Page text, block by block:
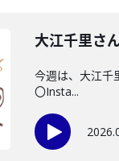
大江千里さ
今週は、大江千
〇Insta...